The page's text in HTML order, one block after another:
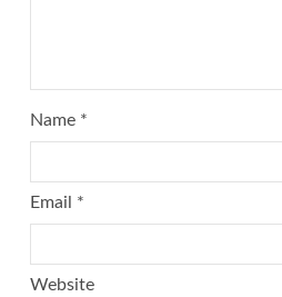
Name *
Email *
Website